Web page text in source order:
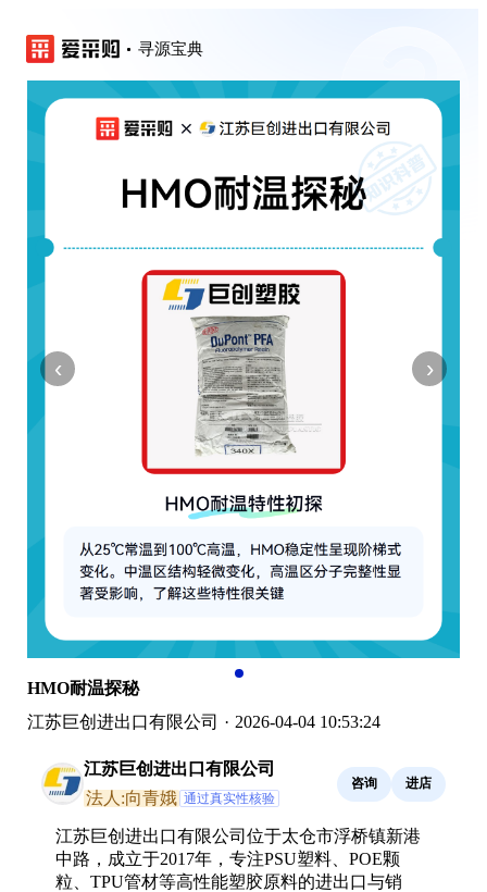
寻源宝典
‹ ›
HMO耐温探秘
江苏巨创进出口有限公司 · 2026-04-04 10:53:24
江苏巨创进出口有限公司
法人:向青娥 通过真实性核验
咨询 进店
江苏巨创进出口有限公司位于太仓市浮桥镇新港
中路，成立于2017年，专注PSU塑料、POE颗
粒、TPU管材等高性能塑胶原料的进出口与销